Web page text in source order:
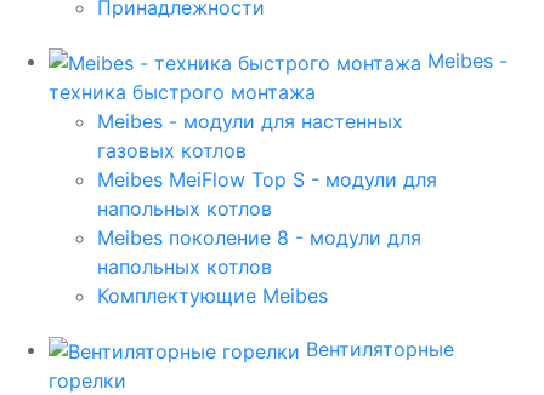
Принадлежности
Meibes -
техника быстрого монтажа
Meibes - модули для настенных
газовых котлов
Meibes MeiFlow Top S - модули для
напольных котлов
Meibes поколение 8 - модули для
напольных котлов
Комплектующие Meibes
Вентиляторные
горелки